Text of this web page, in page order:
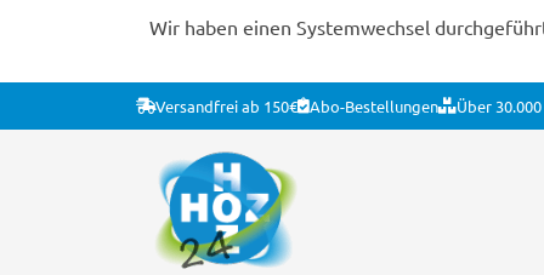
Wir haben einen Systemwechsel
Versandfrei ab 150€ Abo-Bestellungen Über